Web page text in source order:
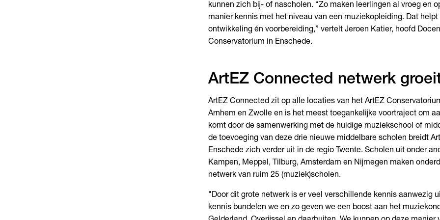
kunnen zich bij- of nascholen. “Zo maken leerlingen al vroeg en
manier kennis met het niveau van een muziekopleiding. Dat helpt
ontwikkeling én voorbereiding,” vertelt Jeroen Katier, hoofd
Conservatorium in Enschede.
ArtEZ Connected netwerk
ArtEZ Connected zit op alle locaties van het ArtEZ
Arnhem en Zwolle en is het meest toegankelijke voortraject om
komt door de samenwerking met de huidige muziekschool of
de toevoeging van deze drie nieuwe middelbare scholen breidt
Enschede zich verder uit in de regio Twente. Scholen uit onder
Kampen, Meppel, Tilburg, Amsterdam en Nijmegen maken
netwerk van ruim 25 (muziek)scholen.
"Door dit grote netwerk is er veel verschillende kennis aanwezig
kennis bundelen we en zo geven we een boost aan het